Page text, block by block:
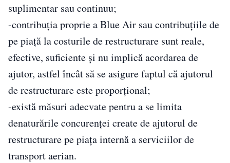
suplimentar sau continuu;
-contribuţia proprie a Blue Air sau contribuţiile de
pe piaţă la costurile de restructurare sunt reale,
efective, suficiente şi nu implică acordarea de
ajutor, astfel încât să se asigure faptul că ajutorul
de restructurare este proporţional;
-există măsuri adecvate pentru a se limita
denaturările concurenţei create de ajutorul de
restructurare pe piaţa internă a serviciilor de
transport aerian.